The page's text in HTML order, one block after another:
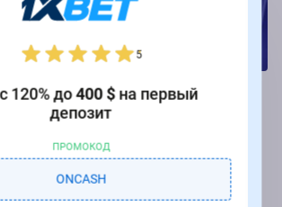
рублей за ставки на РПЛ от БК
бесплатные ставки за пари на игры
лиги.
5
120% до400 $на первый
депозит
ПРОМОКОД
ONCASH